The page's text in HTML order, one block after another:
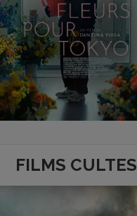
FILMS CULTES